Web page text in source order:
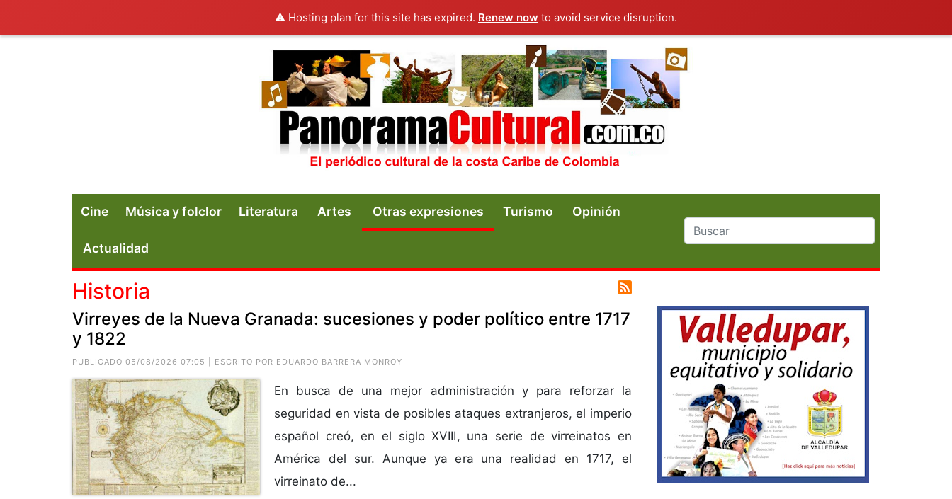
⚠️ Hosting plan for this site has expired. Renew now to avoid service disruption.
Cine Música y folclor Literatura Artes Otras expresiones Turismo Opinión
Actualidad
Historia
Virreyes de la Nueva Granada: sucesiones y poder político entre 1717
y 1822
PUBLICADO 05/08/2026 07:05 | ESCRITO POR EDUARDO BARRERA MONROY
En busca de una mejor administración y para reforzar la
seguridad en vista de posibles ataques extranjeros, el imperio
español creó, en el siglo XVIII, una serie de virreinatos en
América del sur. Aunque ya era una realidad en 1717, el
virreinato de...